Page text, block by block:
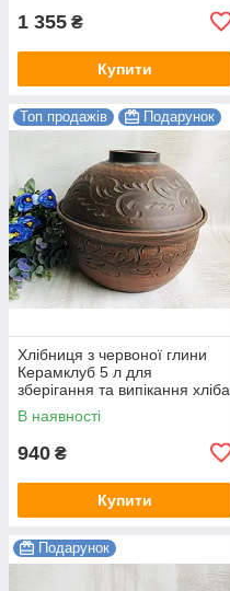
1 355 ₴
Купити
Топ продажів Подарунок
Хлібниця з червоної глини
Керамклуб 5 л для
зберігання та випікання хліба
В наявності
940 ₴
Купити
Подарунок